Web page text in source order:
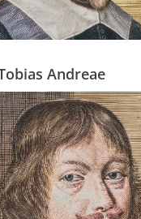
Andreae